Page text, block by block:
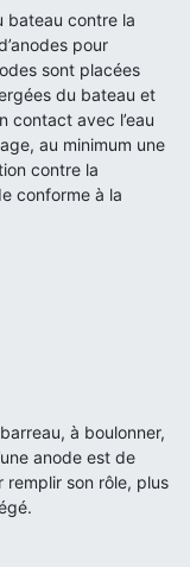
bateau contre la
pour
sont placées
du bateau et
contact avec l’eau
au minimum une
contre la
conforme à la
à boulonner,
anode est de
remplir son rôle, plus